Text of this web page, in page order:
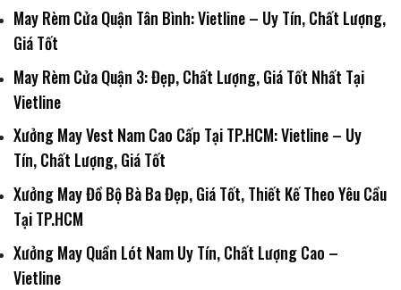
May Rèm Cửa Quận Tân Bình: Vietline – Uy Tín, Chất Lượng,
Giá Tốt
May Rèm Cửa Quận 3: Đẹp, Chất Lượng, Giá Tốt Nhất Tại
Vietline
Xưởng May Vest Nam Cao Cấp Tại TP.HCM: Vietline – Uy
Tín, Chất Lượng, Giá Tốt
Xưởng May Đồ Bộ Bà Ba Đẹp, Giá Tốt, Thiết Kế Theo Yêu Cầu
Tại TP.HCM
Xưởng May Quần Lót Nam Uy Tín, Chất Lượng Cao –
Vietline